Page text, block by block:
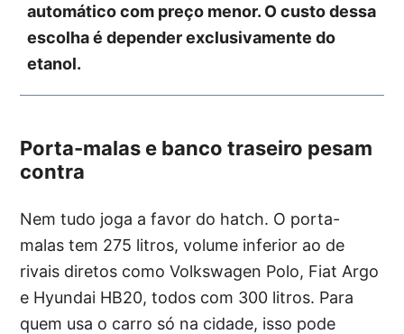
automático com preço menor. O custo dessa
escolha é depender exclusivamente do
etanol.
Porta-malas e banco traseiro pesam
contra
Nem tudo joga a favor do hatch. O porta-
malas tem 275 litros, volume inferior ao de
rivais diretos como Volkswagen Polo, Fiat Argo
e Hyundai HB20, todos com 300 litros. Para
quem usa o carro só na cidade, isso pode